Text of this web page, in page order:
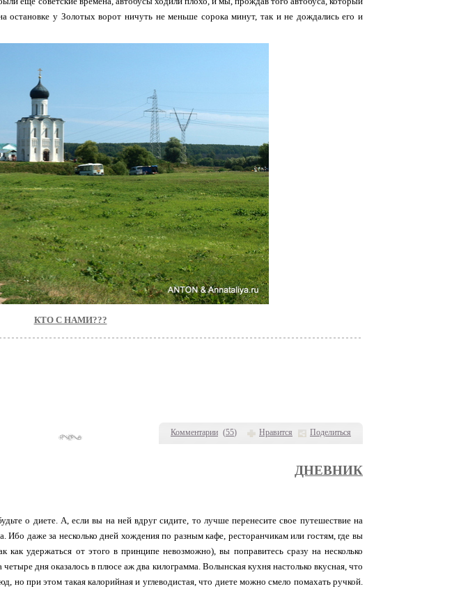
Комментарии (55) Нравится Поделиться
остановке у Золотых ворот ничуть не меньше сорока минут, так и не дождались его и
КТО С НАМИ???
ДНЕВНИК
о диете. А, если вы на ней вдруг сидите, то лучше перенесите свое путешествие на
Ибо даже за несколько дней хождения по разным кафе, ресторанчикам или гостям, где вы
удержаться от этого в принципе невозможно), вы поправитесь сразу на несколько
дня оказалось в плюсе аж два килограмма. Волынская кухня настолько вкусная, что
но при этом такая калорийная и углеводистая, что диете можно смело помахать ручкой.